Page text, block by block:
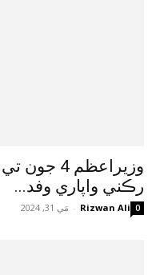
رڪني واپاري وفد...
Rizwan Ali
- مَي 31, 2024 0